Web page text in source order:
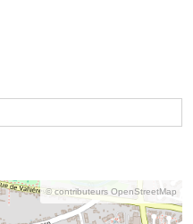
© contributeurs OpenStreetMap